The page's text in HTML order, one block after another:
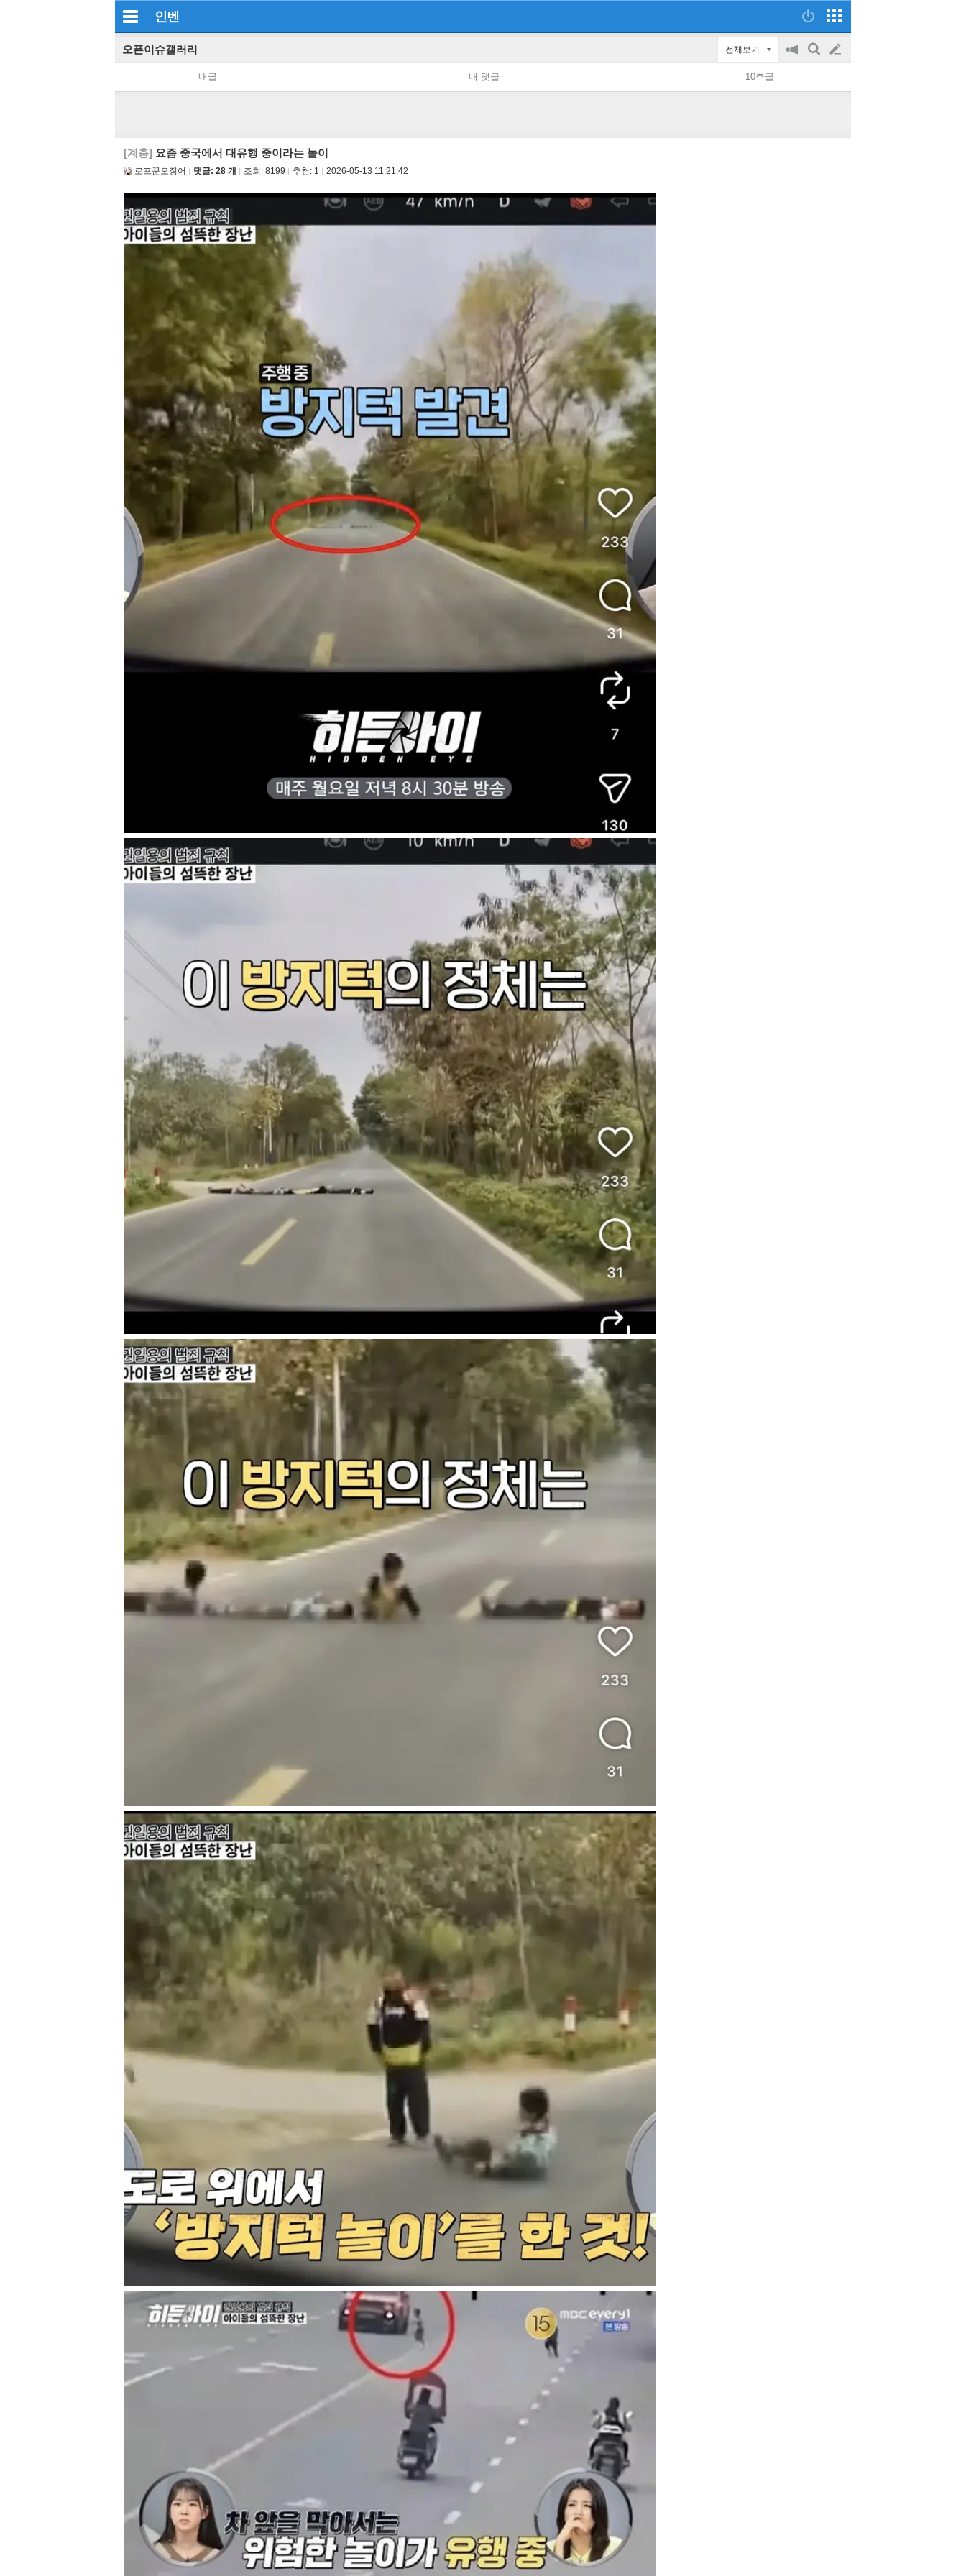
인벤
오픈이슈갤러리 전체보기
공
on/off
검
글
쓰
내글 내 댓글 10추글
[계층] 요즘 중국에서 대유행 중이라는 놀이
로프꾼오징어 댓글: 28 개 조회: 8199 추천: 1 2026-05-13 11:21:42